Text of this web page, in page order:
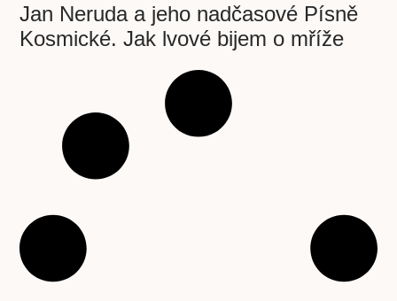
Jan Neruda a jeho nadčasové Písně
Kosmické. Jak lvové bijem o mříže